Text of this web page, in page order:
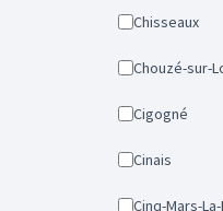
Chisseaux
Chouzé-sur-
Cigogné
Cinais
Cinq-Mars-